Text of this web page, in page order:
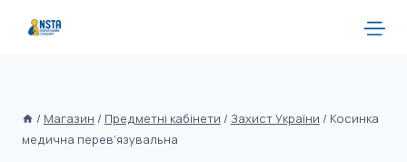
/ Магазин / Предметні кабінети / Захист України / Косинка
медична перев’язувальна